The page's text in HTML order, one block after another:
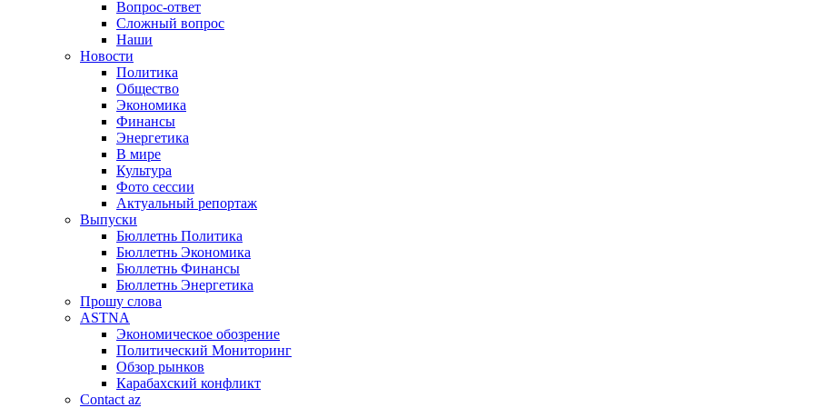
Вопрос-ответ
Сложный вопрос
Наши
Новости
Политика
Общество
Экономика
Финансы
Энергетика
В мире
Культура
Фото сессии
Актуальный репортаж
Выпуски
Бюллетнь Политика
Бюллетнь Экономика
Бюллетнь Финансы
Бюллетнь Энергетика
Прошу слова
ASTNA
Экономическое обозрение
Политический Мониторинг
Обзор рынков
Карабахский конфликт
Contact az